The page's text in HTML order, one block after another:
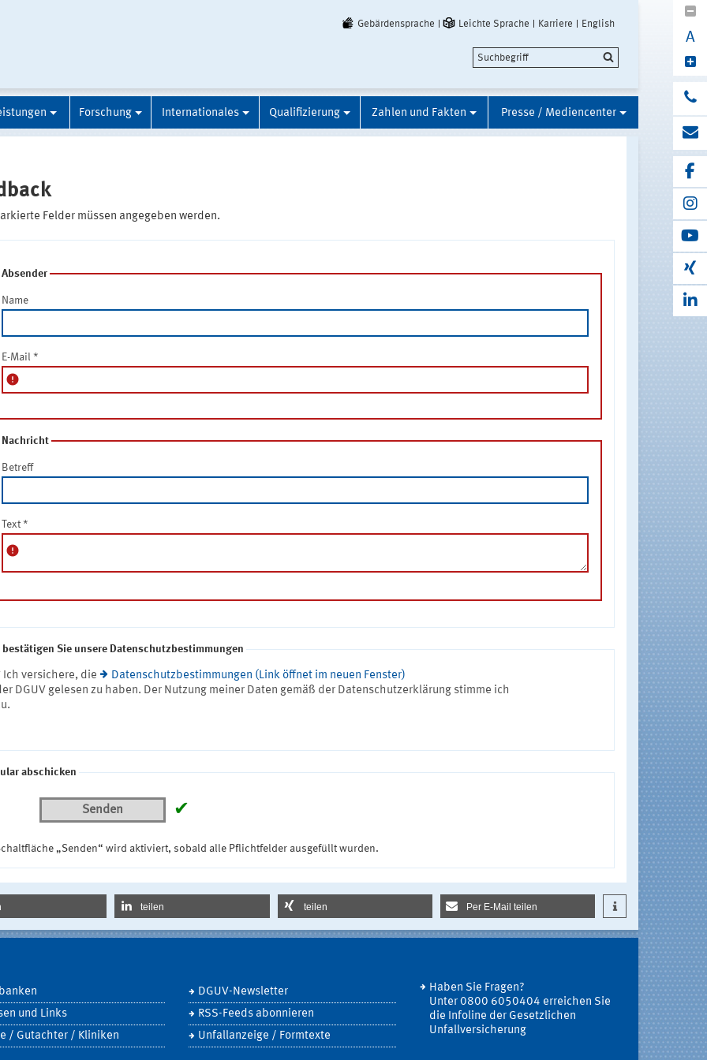
Gebärdensprache Leichte Sprache Karriere English
A
Forschung Internationales Qualifizierung Zahlen und Fakten Presse / Mediencenter
Felder müssen angegeben werden.
Absender
Name
E-Mail *
error
Nachricht
Betreff
Text *
error
Sie unsere Datenschutzbestimmungen
Ich versichere, die
Datenschutzbestimmungen (Link öffnet im neuen Fenster)
DGUV gelesen zu haben. Der Nutzung meiner Daten gemäß der Datenschutzerklärung stimme ich
abschicken
Senden ✔
„Senden“ wird aktiviert, sobald alle Pflichtfelder ausgefüllt wurden.
teilen teilen Per E-Mail teilen
und Links
/ Gutachter / Kliniken
DGUV-Newsletter
RSS-Feeds abonnieren
Unfallanzeige / Formtexte
Haben Sie Fragen?
Unter 0800 6050404 erreichen Sie
die Infoline der Gesetzlichen
Unfallversicherung